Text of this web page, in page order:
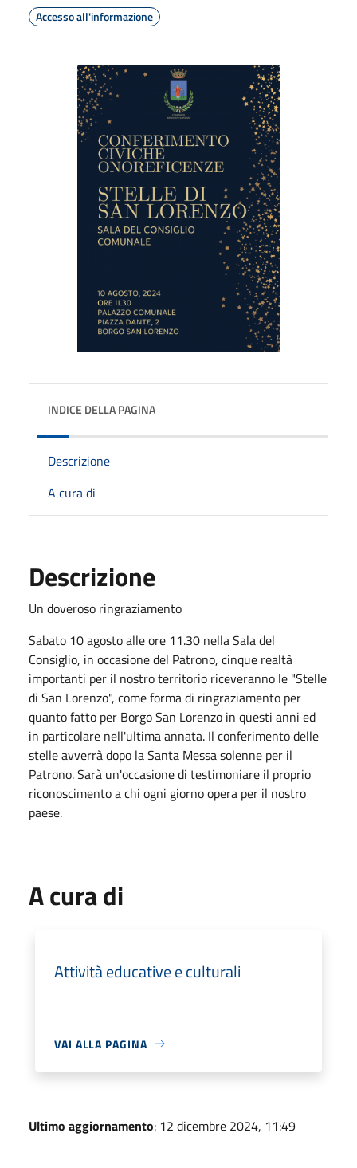
Accesso all'informazione
INDICE DELLA PAGINA
Descrizione
A cura di
Descrizione
Un doveroso ringraziamento
Sabato 10 agosto alle ore 11.30 nella Sala del
Consiglio, in occasione del Patrono, cinque realtà
importanti per il nostro territorio riceveranno le "Stelle
di San Lorenzo", come forma di ringraziamento per
quanto fatto per Borgo San Lorenzo in questi anni ed
in particolare nell'ultima annata. Il conferimento delle
stelle avverrà dopo la Santa Messa solenne per il
Patrono. Sarà un'occasione di testimoniare il proprio
riconoscimento a chi ogni giorno opera per il nostro
paese.
A cura di
Attività educative e culturali
VAI ALLA PAGINA
Ultimo aggiornamento: 12 dicembre 2024, 11:49